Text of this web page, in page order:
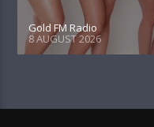
Gold FM Radio
8 AUGUST 2026